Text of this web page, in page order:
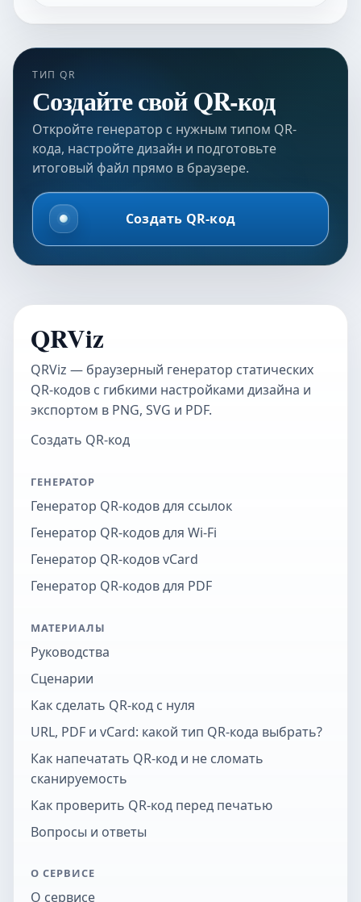
ТИП QR
Создайте свой QR-код
Откройте генератор с нужным типом QR-
кода, настройте дизайн и подготовьте
итоговый файл прямо в браузере.
Создать QR-код
QRViz
QRViz — браузерный генератор статических
QR-кодов с гибкими настройками дизайна и
экспортом в PNG, SVG и PDF.
Создать QR-код
ГЕНЕРАТОР
Генератор QR-кодов для ссылок
Генератор QR-кодов для Wi-Fi
Генератор QR-кодов vCard
Генератор QR-кодов для PDF
МАТЕРИАЛЫ
Руководства
Сценарии
Как сделать QR-код с нуля
URL, PDF и vCard: какой тип QR-кода выбрать?
Как напечатать QR-код и не сломать
сканируемость
Как проверить QR-код перед печатью
Вопросы и ответы
О СЕРВИСЕ
О сервисе